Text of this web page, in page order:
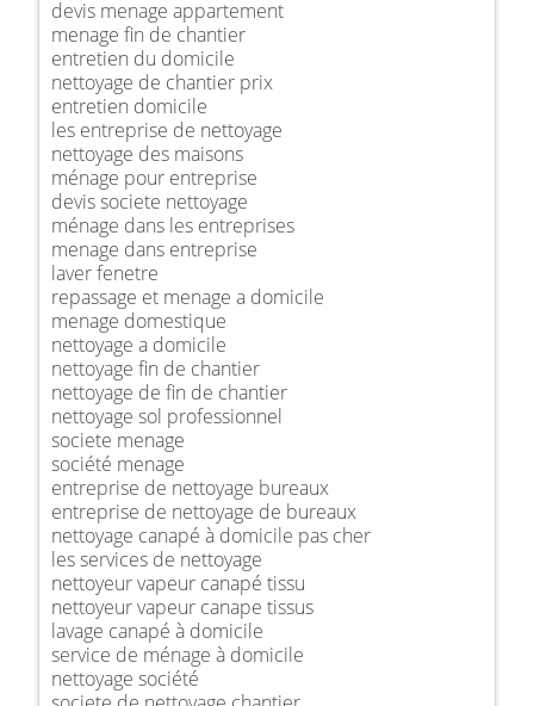
devis menage appartement
menage fin de chantier
entretien du domicile
nettoyage de chantier prix
entretien domicile
les entreprise de nettoyage
nettoyage des maisons
ménage pour entreprise
devis societe nettoyage
ménage dans les entreprises
menage dans entreprise
laver fenetre
repassage et menage a domicile
menage domestique
nettoyage a domicile
nettoyage fin de chantier
nettoyage de fin de chantier
nettoyage sol professionnel
societe menage
société menage
entreprise de nettoyage bureaux
entreprise de nettoyage de bureaux
nettoyage canapé à domicile pas cher
les services de nettoyage
nettoyeur vapeur canapé tissu
nettoyeur vapeur canape tissus
lavage canapé à domicile
service de ménage à domicile
nettoyage société